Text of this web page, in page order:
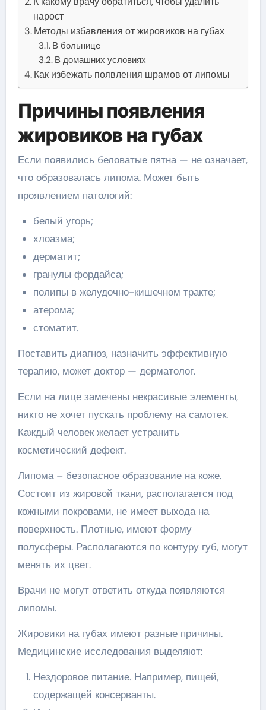
нарост
Методы избавления от жировиков на губах
В больнице
В домашних условиях
Как избежать появления шрамов от липомы
Причины появления
жировиков на губах
Если появились беловатые пятна — не означает,
что образовалась липома. Может быть
проявлением патологий:
белый угорь;
хлоазма;
дерматит;
гранулы фордайса;
полипы в желудочно-кишечном тракте;
атерома;
стоматит.
Поставить диагноз, назначить эффективную
терапию, может доктор — дерматолог.
Если на лице замечены некрасивые элементы,
никто не хочет пускать проблему на самотек.
Каждый человек желает устранить
косметический дефект.
Липома – безопасное образование на коже.
Состоит из жировой ткани, располагается под
кожными покровами, не имеет выхода на
поверхность. Плотные, имеют форму
полусферы. Располагаются по контуру губ, могут
менять их цвет.
Врачи не могут ответить откуда появляются
липомы.
Жировики на губах имеют разные причины.
Медицинские исследования выделяют:
Нездоровое питание. Например, пищей,
содержащей консерванты.